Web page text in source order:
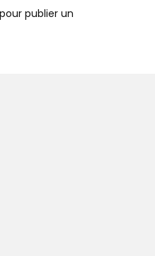
publier un